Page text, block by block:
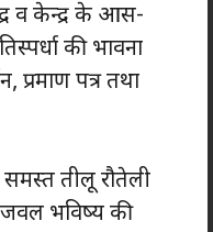
व केन्द्र के आस-
की भावना
पत्र तथा
तीलू रौतेली
भविष्य की